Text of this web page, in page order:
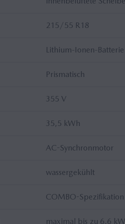
215/55 R18
Lithium-Ionen-Batterie
Prismatisch
355 V
35,5 kWh
AC-Synchronmotor
wassergekühlt
COMBO-Spezifikation
maximal bis zu 6,6 kW